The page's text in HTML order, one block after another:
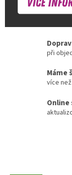
při
Máme
více